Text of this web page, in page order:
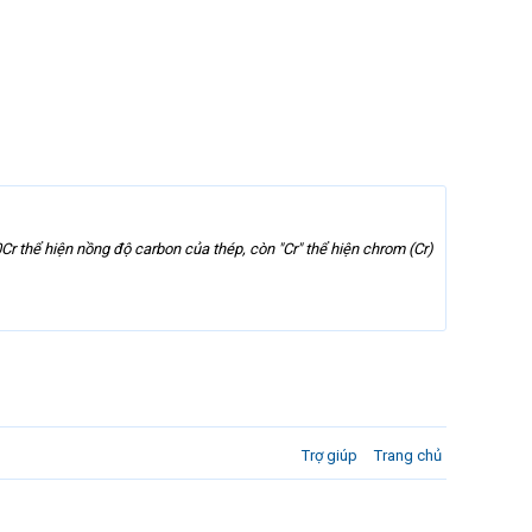
thể hiện nồng độ carbon của thép, còn "Cr" thể hiện chrom (Cr)
Trợ giúp Trang chủ